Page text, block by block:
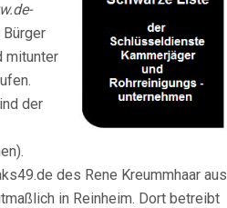
mitunter
der
des Rene Kreummhaar aus
in Reinheim. Dort betreibt